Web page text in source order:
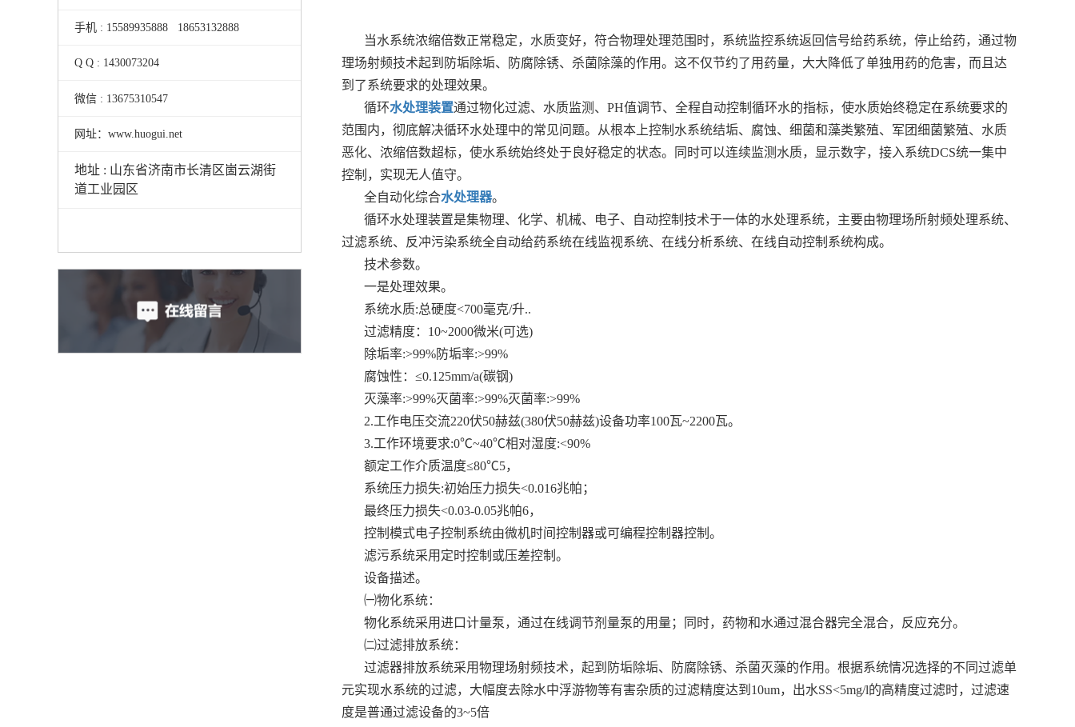
手机 : 15589935888 18653132888
Q Q : 1430073204
微信 : 13675310547
网址：www.huogui.net
地址 : 山东省济南市长清区崮云湖街
道工业园区
当水系统浓缩倍数正常稳定，水质变好，符合物理处理范围时，系统监控系统返回信号给药系统，停止给药，通过物
理场射频技术起到防垢除垢、防腐除锈、杀菌除藻的作用。这不仅节约了用药量，大大降低了单独用药的危害，而且达
到了系统要求的处理效果。
循环水处理装置通过物化过滤、水质监测、PH值调节、全程自动控制循环水的指标，使水质始终稳定在系统要求的
范围内，彻底解决循环水处理中的常见问题。从根本上控制水系统结垢、腐蚀、细菌和藻类繁殖、军团细菌繁殖、水质
恶化、浓缩倍数超标，使水系统始终处于良好稳定的状态。同时可以连续监测水质，显示数字，接入系统DCS统一集中
控制，实现无人值守。
全自动化综合水处理器。
循环水处理装置是集物理、化学、机械、电子、自动控制技术于一体的水处理系统，主要由物理场所射频处理系统、
过滤系统、反冲污染系统全自动给药系统在线监视系统、在线分析系统、在线自动控制系统构成。
技术参数。
一是处理效果。
系统水质:总硬度<700毫克/升..
过滤精度：10~2000微米(可选)
除垢率:>99%防垢率:>99%
腐蚀性：≤0.125mm/a(碳钢)
灭藻率:>99%灭菌率:>99%灭菌率:>99%
2.工作电压交流220伏50赫兹(380伏50赫兹)设备功率100瓦~2200瓦。
3.工作环境要求:0℃~40℃相对湿度:<90%
额定工作介质温度≤80℃5，
系统压力损失:初始压力损失<0.016兆帕；
最终压力损失<0.03-0.05兆帕6，
控制模式电子控制系统由微机时间控制器或可编程控制器控制。
滤污系统采用定时控制或压差控制。
设备描述。
㈠物化系统：
物化系统采用进口计量泵，通过在线调节剂量泵的用量；同时，药物和水通过混合器完全混合，反应充分。
㈡过滤排放系统：
过滤器排放系统采用物理场射频技术，起到防垢除垢、防腐除锈、杀菌灭藻的作用。根据系统情况选择的不同过滤单
元实现水系统的过滤，大幅度去除水中浮游物等有害杂质的过滤精度达到10um，出水SS<5mg/l的高精度过滤时，过滤速
度是普通过滤设备的3~5倍